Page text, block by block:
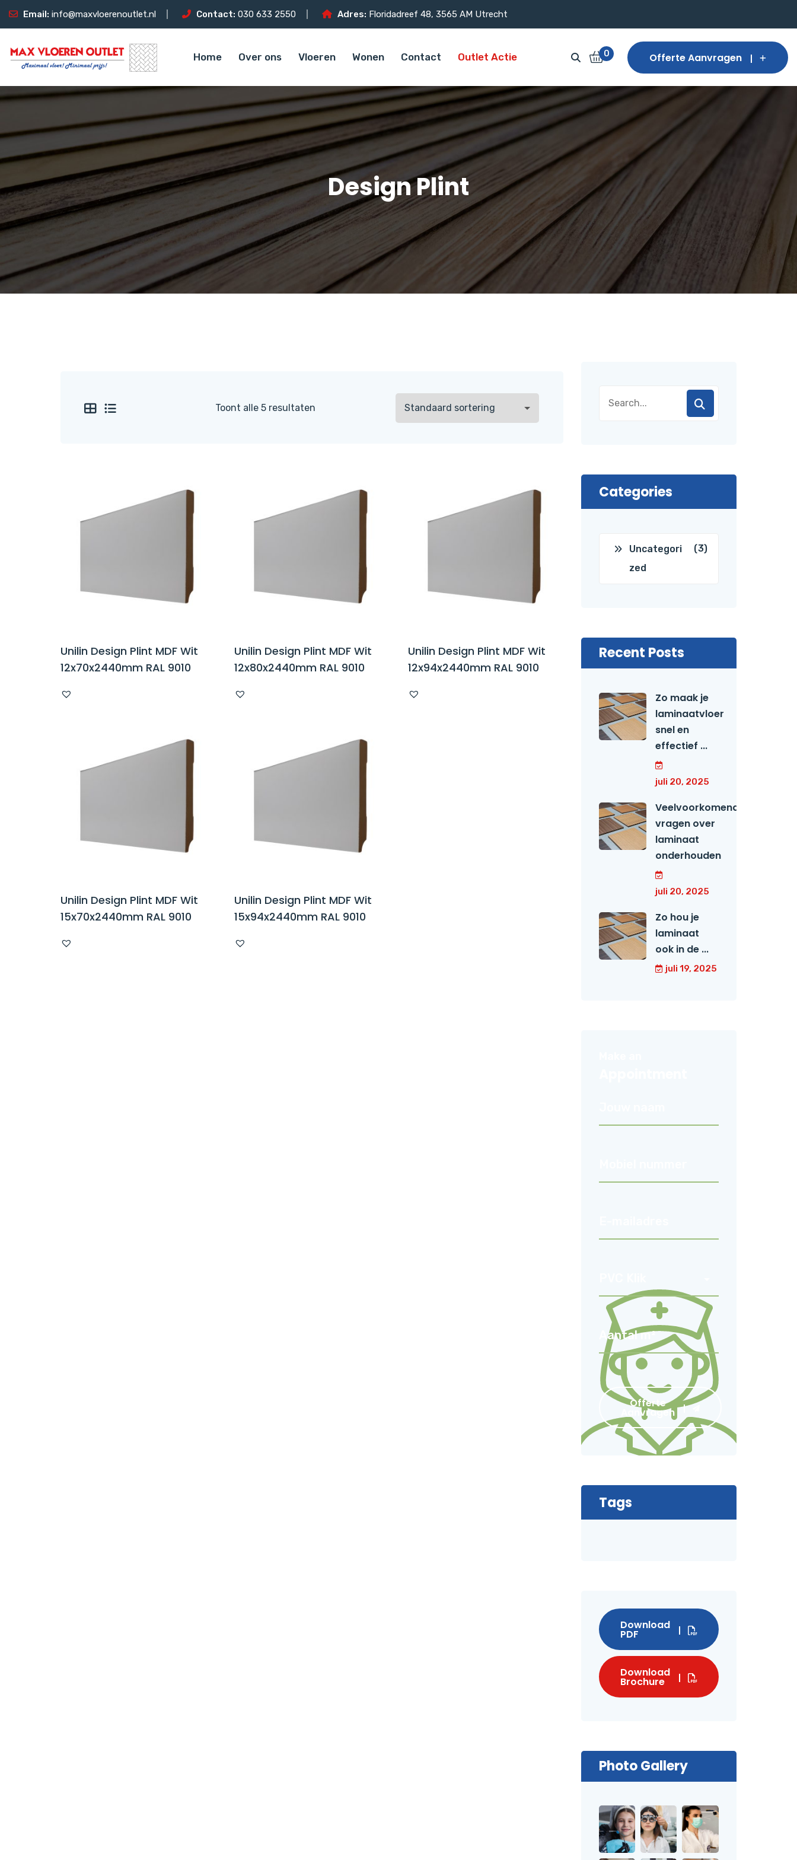
Email: info@maxvloerenoutlet.nl Contact: 030 633 2550 Adres: Floridadreef 48, 3565 AM Utrecht
Home Over ons Vloeren Wonen Contact Outlet Actie 0 Offerte Aanvragen
Design Plint
Toont alle 5 resultaten
Unilin Design Plint MDF Wit
12x70x2440mm RAL 9010
Unilin Design Plint MDF Wit
12x80x2440mm RAL 9010
Unilin Design Plint MDF Wit
12x94x2440mm RAL 9010
Unilin Design Plint MDF Wit
15x70x2440mm RAL 9010
Unilin Design Plint MDF Wit
15x94x2440mm RAL 9010
Categories
Uncategori
zed
(3)
Recent Posts
Zo maak je
laminaatvloer
snel en
effectief ...
juli 20, 2025
Veelvoorkomende
vragen over
laminaat
onderhouden
juli 20, 2025
Zo hou je
laminaat
ook in de ...
juli 19, 2025
Offerte
Aanvragen
Tags
Download
PDF
Download
Brochure
Photo Gallery